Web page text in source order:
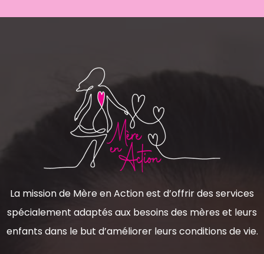
La mission de Mère en Action est d’offrir des services
spécialement adaptés aux besoins des mères et leurs
enfants dans le but d’améliorer leurs conditions de vie.